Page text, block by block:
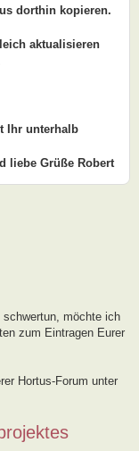
dorthin kopieren.
aktualisieren
Ihr unterhalb
liebe Grüße Robert
möchte ich
zum Eintragen Eurer
Hortus-Forum unter